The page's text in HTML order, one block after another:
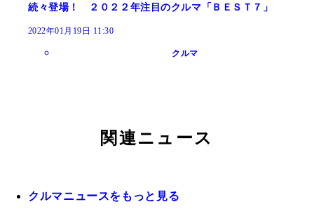
続々登場！ ２０２２年注目のクルマ「ＢＥＳＴ７」
2022年01月19日 11:30
クルマ
関連ニュース
クルマニュースをもっと見る